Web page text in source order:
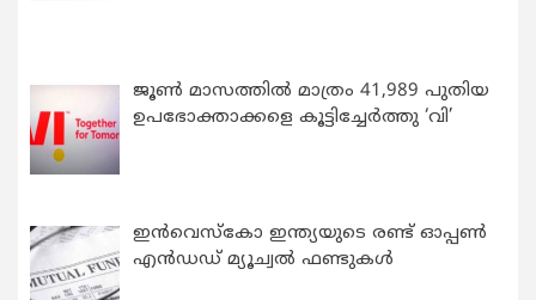
ജൂൺ മാസത്തിൽ മാത്രം 41,989 പുതിയ
ഉപഭോക്താക്കളെ കൂട്ടിച്ചേർത്തു ‘വി’
ഇന്‍വെസ്കോ ഇന്ത്യയുടെ രണ്ട് ഓപ്പണ്‍
എന്‍ഡഡ് മ്യൂച്വല്‍ ഫണ്ടുകള്‍